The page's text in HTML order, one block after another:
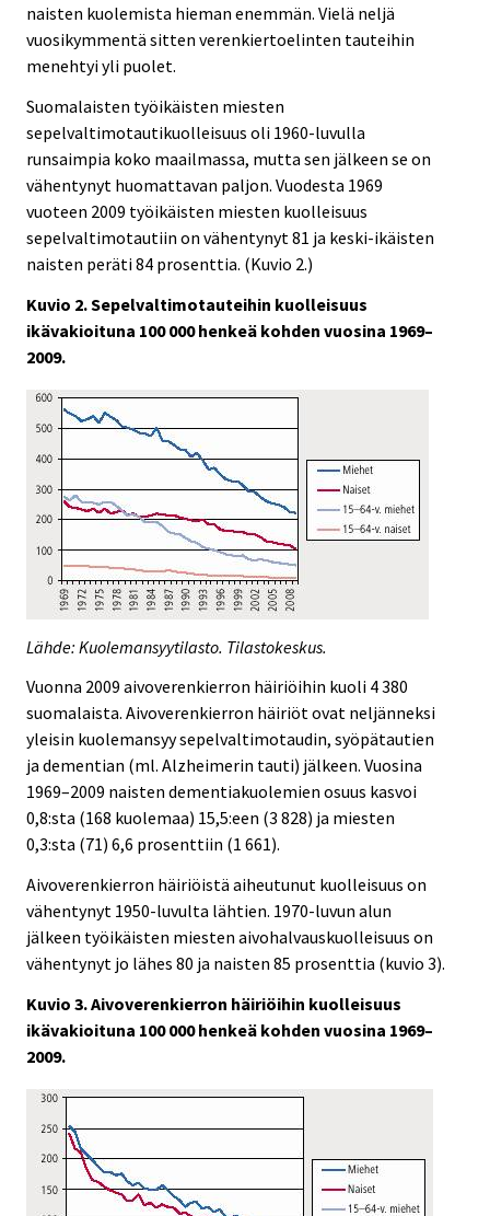
naisten kuolemista hieman enemmän. Vielä neljä
vuosikymmentä sitten verenkiertoelinten tauteihin
menehtyi yli puolet.
Suomalaisten työikäisten miesten
sepelvaltimotautikuolleisuus oli 1960-luvulla
runsaimpia koko maailmassa, mutta sen jälkeen se on
vähentynyt huomattavan paljon. Vuodesta 1969
vuoteen 2009 työikäisten miesten kuolleisuus
sepelvaltimotautiin on vähentynyt 81 ja keski-ikäisten
naisten peräti 84 prosenttia. (Kuvio 2.)
Kuvio 2. Sepelvaltimotauteihin kuolleisuus
ikävakioituna 100 000 henkeä kohden vuosina 1969–
2009.
Lähde: Kuolemansyytilasto. Tilastokeskus.
Vuonna 2009 aivoverenkierron häiriöihin kuoli 4380
suomalaista. Aivoverenkierron häiriöt ovat neljänneksi
yleisin kuolemansyy sepelvaltimotaudin, syöpätautien
ja dementian (ml. Alzheimerin tauti) jälkeen. Vuosina
1969–2009 naisten dementiakuolemien osuus kasvoi
0,8:sta (168 kuolemaa) 15,5:een (3 828) ja miesten
0,3:sta (71) 6,6 prosenttiin (1 661).
Aivoverenkierron häiriöistä aiheutunut kuolleisuus on
vähentynyt 1950-luvulta lähtien. 1970-luvun alun
jälkeen työikäisten miesten aivohalvauskuolleisuus on
vähentynyt jo lähes 80 ja naisten 85 prosenttia (kuvio 3).
Kuvio 3. Aivoverenkierron häiriöihin kuolleisuus
ikävakioituna 100 000 henkeä kohden vuosina 1969–
2009.